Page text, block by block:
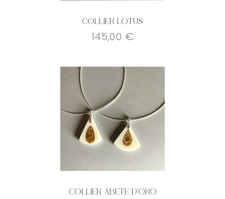
Collier Lotus
145,00 €
Collier Abete D'oro